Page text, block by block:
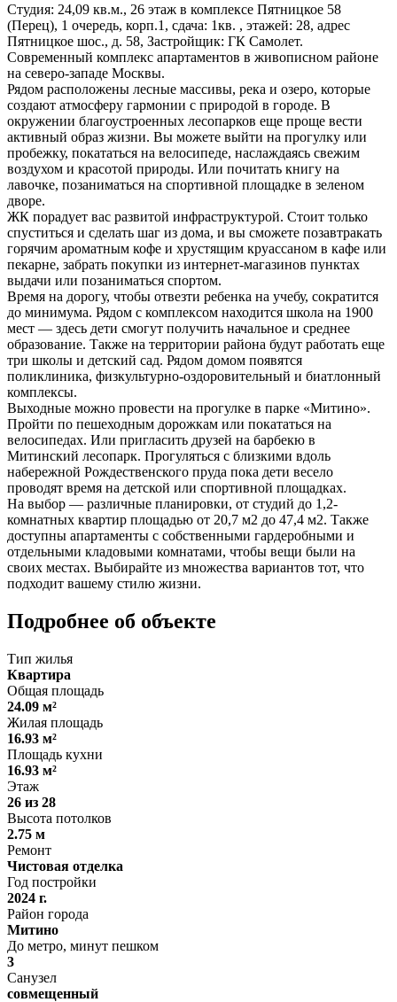
Студия: 24,09 кв.м., 26 этаж в комплексе Пятницкое 58
(Перец), 1 очередь, корп.1, сдача: 1кв. , этажей: 28, адрес
Пятницкое шос., д. 58, Застройщик: ГК Самолет.
Современный комплекс апартаментов в живописном районе
на северо-западе Москвы.
Рядом расположены лесные массивы, река и озеро, которые
создают атмосферу гармонии с природой в городе. В
окружении благоустроенных лесопарков еще проще вести
активный образ жизни. Вы можете выйти на прогулку или
пробежку, покататься на велосипеде, наслаждаясь свежим
воздухом и красотой природы. Или почитать книгу на
лавочке, позаниматься на спортивной площадке в зеленом
дворе.
ЖК порадует вас развитой инфраструктурой. Стоит только
спуститься и сделать шаг из дома, и вы сможете позавтракать
горячим ароматным кофе и хрустящим круассаном в кафе или
пекарне, забрать покупки из интернет-магазинов пунктах
выдачи или позаниматься спортом.
Время на дорогу, чтобы отвезти ребенка на учебу, сократится
до минимума. Рядом с комплексом находится школа на 1900
мест — здесь дети смогут получить начальное и среднее
образование. Также на территории района будут работать еще
три школы и детский сад. Рядом домом появятся
поликлиника, физкультурно-оздоровительный и биатлонный
комплексы.
Выходные можно провести на прогулке в парке «Митино».
Пройти по пешеходным дорожкам или покататься на
велосипедах. Или пригласить друзей на барбекю в
Митинский лесопарк. Прогуляться с близкими вдоль
набережной Рождественского пруда пока дети весело
проводят время на детской или спортивной площадках.
На выбор — различные планировки, от студий до 1,2-
комнатных квартир площадью от 20,7 м2 до 47,4 м2. Также
доступны апартаменты с собственными гардеробными и
отдельными кладовыми комнатами, чтобы вещи были на
своих местах. Выбирайте из множества вариантов тот, что
подходит вашему стилю жизни.
Подробнее об объекте
Тип жилья
Квартира
Общая площадь
24.09 м²
Жилая площадь
16.93 м²
Площадь кухни
16.93 м²
Этаж
26 из 28
Высота потолков
2.75 м
Ремонт
Чистовая отделка
Год постройки
2024 г.
Район города
Митино
До метро, минут пешком
3
Санузел
совмещенный